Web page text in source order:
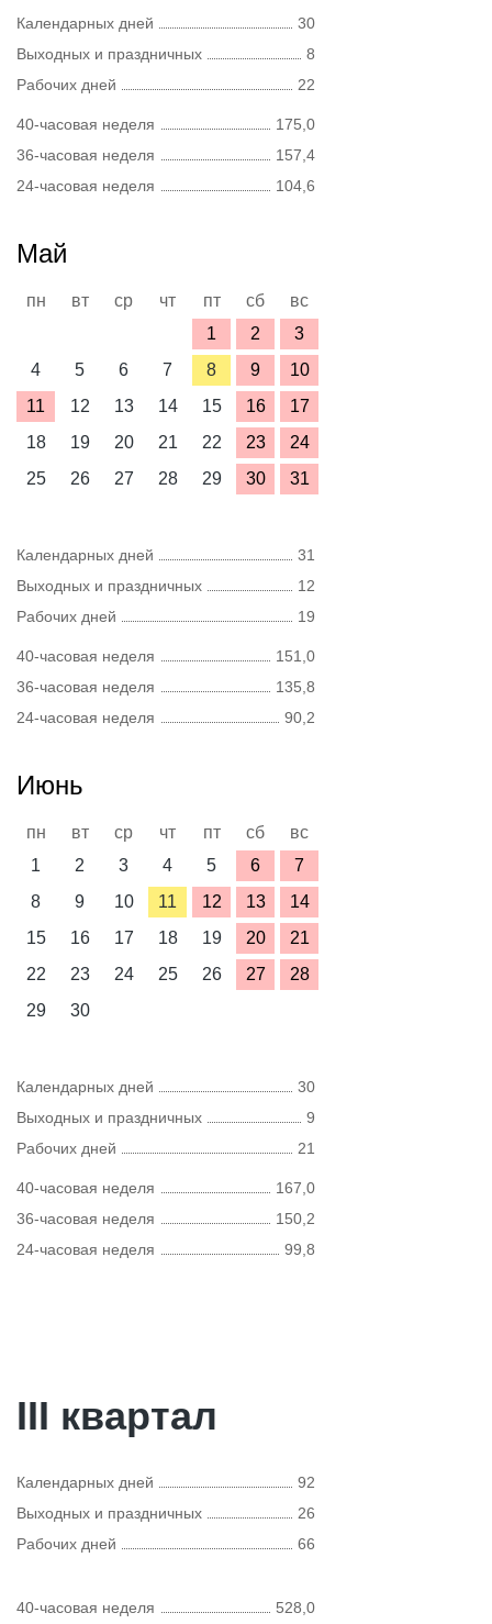
Календарных дней
30
Выходных и праздничных
8
Рабочих дней
22
40-часовая неделя
175,0
36-часовая неделя
157,4
24-часовая неделя
104,6
Май
пн вт ср чт пт сб
вс
1
2
3
4
5 6 7 8 9
10
11
12 13 14 15 16
17
18
19 20 21 22 23
24
25
26 27 28 29 30 31
Календарных дней
31
Выходных и праздничных
12
Рабочих дней
19
40-часовая неделя
151,0
36-часовая неделя
135,8
24-часовая неделя
90,2
Июнь
пн вт ср чт пт сб
вс
1
2 3 4 5 6
7
8
9 10 11 12 13
14
15
16 17 18 19 20
21
22
23 24 25 26 27
28
29
30
Календарных дней
30
Выходных и праздничных
9
Рабочих дней
21
40-часовая неделя
167,0
36-часовая неделя
150,2
24-часовая неделя
99,8
III квартал
Календарных дней
92
Выходных и праздничных
26
Рабочих дней
66
40-часовая неделя 528,0